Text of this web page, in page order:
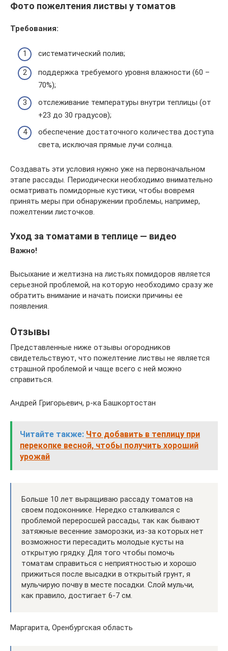
Фото пожелтения листвы у томатов
Требования:
систематический полив;
поддержка требуемого уровня влажности (60 –
70%);
отслеживание температуры внутри теплицы (от
+23 до 30 градусов);
обеспечение достаточного количества доступа
света, исключая прямые лучи солнца.
Создавать эти условия нужно уже на первоначальном
этапе рассады. Периодически необходимо внимательно
осматривать помидорные кустики, чтобы вовремя
принять меры при обнаружении проблемы, например,
пожелтении листочков.
Уход за томатами в теплице — видео
Важно!
Высыхание и желтизна на листьях помидоров является
серьезной проблемой, на которую необходимо сразу же
обратить внимание и начать поиски причины ее
появления.
Отзывы
Представленные ниже отзывы огородников
свидетельствуют, что пожелтение листвы не является
страшной проблемой и чаще всего с ней можно
справиться.
Андрей Григорьевич, р-ка Башкортостан
Читайте также: Что добавить в теплицу при
перекопке весной, чтобы получить хороший
урожай
Больше 10 лет выращиваю рассаду томатов на
своем подоконнике. Нередко сталкивался с
проблемой переросшей рассады, так как бывают
затяжные весенние заморозки, из-за которых нет
возможности пересадить молодые кусты на
открытую грядку. Для того чтобы помочь
томатам справиться с неприятностью и хорошо
прижиться после высадки в открытый грунт, я
мульчирую почву в месте посадки. Слой мульчи,
как правило, достигает 6-7 см.
Маргарита, Оренбургская область